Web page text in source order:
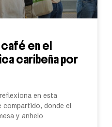
café en el
caribeña por
en esta
compartido, donde el
y anhelo